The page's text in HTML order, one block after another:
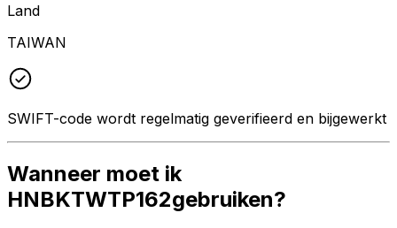
Land
TAIWAN
SWIFT-code wordt regelmatig geverifieerd en bijgewerkt
Wanneer moet ik
HNBKTWTP162gebruiken?